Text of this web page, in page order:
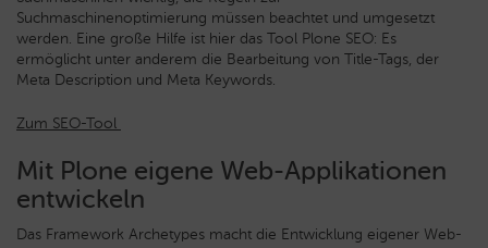
Suchmaschinenoptimierung müssen beachtet und umgesetzt
werden. Eine große Hilfe ist hier das Tool Plone SEO: Es
ermöglicht unter anderem die Bearbeitung von Title-Tags, der
Meta Description und Meta Keywords.
Zum SEO-Tool
Mit Plone eigene Web-Applikationen
entwickeln
Das Framework Archetypes macht die Entwicklung eigener Web-